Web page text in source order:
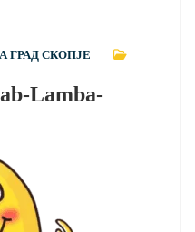
ГРАД СКОПЈЕ
Lamba-